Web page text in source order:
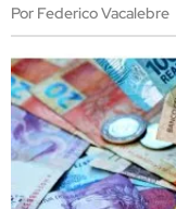
Por Federico Vacalebre